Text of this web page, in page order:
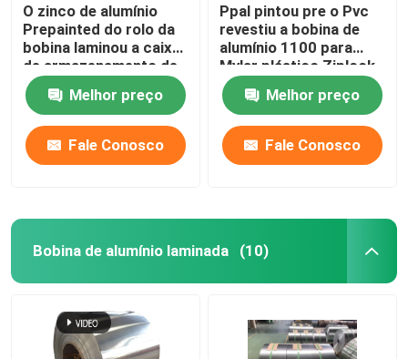
O zinco de alumínio
Prepainted do rolo da
bobina laminou a caixa
de armazenamento de
aço 1219mm da bobina
Melhor preço
Fale Conosco
Ppal pintou pre o Pvc
revestiu a bobina de
alumínio 1100 para
Mylar plástico Ziplock
ensaca 300mm 405mm
505mmMelhor preço
Fale Conosco
Bobina de alumínio laminada (10)